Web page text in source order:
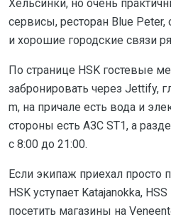
Хельсинки, но очень
сервисы, ресторан Blue
и хорошие городские связи
По странице HSK гостевые
забронировать через Jettify,
m, на причале есть вода и
стороны есть АЗС ST1, а
с 8:00 до 21:00.
Если экипаж приехал просто
HSK уступает Katajanokka,
посетить магазины на